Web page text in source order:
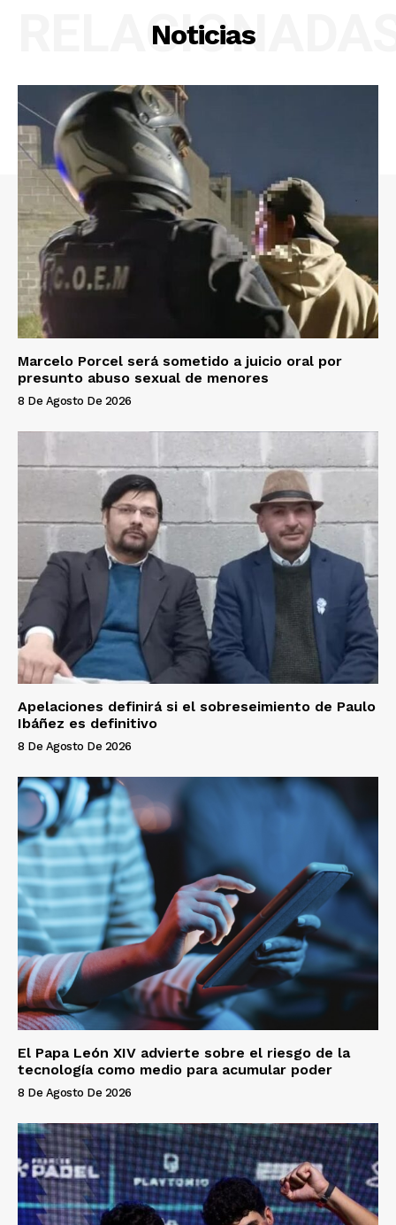
Noticias
Marcelo Porcel será sometido a juicio oral por
presunto abuso sexual de menores
8 De Agosto De 2026
Apelaciones definirá si el sobreseimiento de Paulo
Ibáñez es definitivo
8 De Agosto De 2026
El Papa León XIV advierte sobre el riesgo de la
tecnología como medio para acumular poder
8 De Agosto De 2026